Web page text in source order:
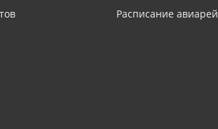
Расписание